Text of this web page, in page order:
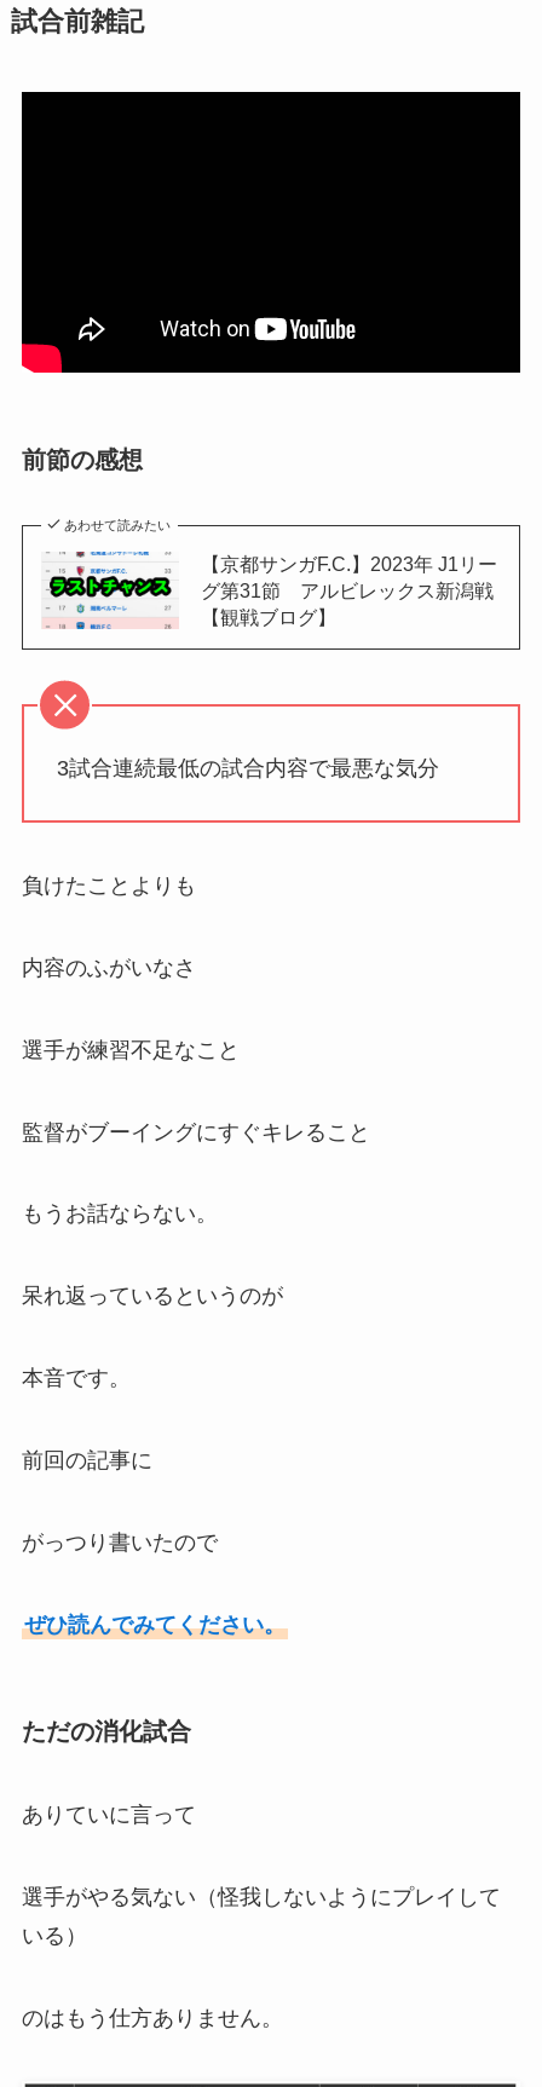
試合前雑記
前節の感想
あわせて読みたい
【京都サンガF.C.】2023年 J1リー
グ第31節 アルビレックス新潟戦
【観戦ブログ】
3試合連続最低の試合内容で最悪な気分
負けたことよりも
内容のふがいなさ
選手が練習不足なこと
監督がブーイングにすぐキレること
もうお話ならない。
呆れ返っているというのが
本音です。
前回の記事に
がっつり書いたので
ぜひ読んでみてください。
ただの消化試合
ありていに言って
選手がやる気ない（怪我しないようにプレイして
いる）
のはもう仕方ありません。